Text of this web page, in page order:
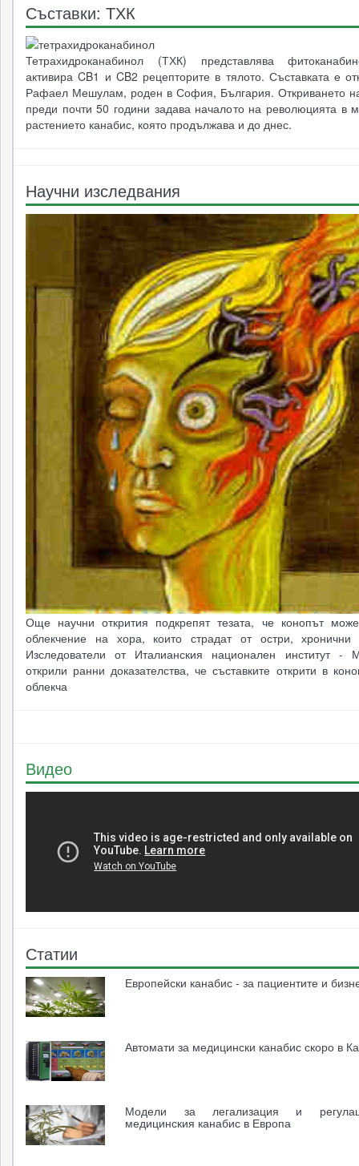
Съставки: ТХК
Тетрахидроканабинол (ТХК) представлява
активира CB1 и CB2 рецепторите в тялото. Съставката е
Рафаел Мешулам, роден в София, България. Откриването
преди почти 50 години задава началото на революцията в
растението канабис, която продължава и до днес.
Научни изследвания
Още научни открития подкрепят тезата, че конопът
облекчение на хора, които страдат от остри, хронични
Изследователи от Италианския национален институт -
открили ранни доказателства, че съставките открити в
облекча
Видео
Статии
Европейски канабис - за пациентите и
Автомати за медицински канабис скоро в
Модели за легализация и
медицинския канабис в Европа